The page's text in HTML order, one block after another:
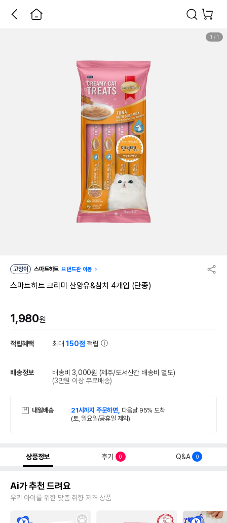
1 / 1
고양이 스마트하트 브랜드관 이동
스마트하트 크리미 산양유&참치 4개입 (단종)
1,980원
적립혜택 최대150점 적립
배송정보 배송비 3,000원 (제주/도서산간 배송비 별도)
(3만원 이상 무료배송)
내일배송 21시까지 주문하면, 다음날 95% 도착
(토, 일요일/공휴일 제외)
상품정보 후기 0 Q&A 0
Ai가 추천 드려요
우리 아이를 위한 맞춤 취향 저격 상품